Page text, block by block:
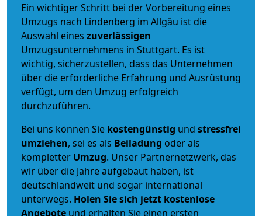
Ein wichtiger Schritt bei der Vorbereitung eines
Umzugs nach Lindenberg im Allgäu ist die
Auswahl eines zuverlässigen
Umzugsunternehmens in Stuttgart. Es ist
wichtig, sicherzustellen, dass das Unternehmen
über die erforderliche Erfahrung und Ausrüstung
verfügt, um den Umzug erfolgreich
durchzuführen.
Bei uns können Sie kostengünstig und stressfrei
umziehen, sei es als Beiladung oder als
kompletter Umzug. Unser Partnernetzwerk, das
wir über die Jahre aufgebaut haben, ist
deutschlandweit und sogar international
unterwegs. Holen Sie sich jetzt kostenlose
Angebote und erhalten Sie einen ersten